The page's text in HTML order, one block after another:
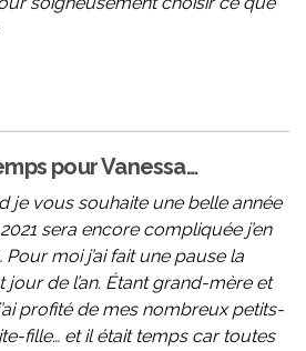
pour Vanessa…
je vous souhaite une belle année
sera encore compliquée j’en
moi j’ai fait une pause la
jour de l’an. Étant grand-mère et
profité de mes nombreux petits-
fille… et il était temps car toutes